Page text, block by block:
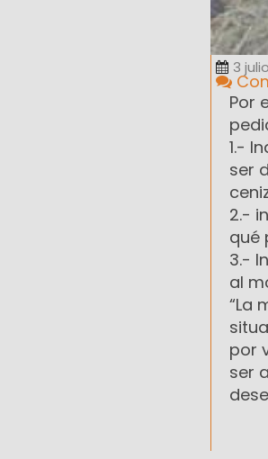
3
Por
1.-
ser
2.-
qué
3.-
al
“La
por
ser